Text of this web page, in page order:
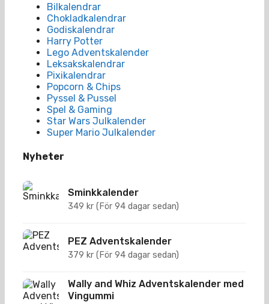
Bilkalendrar
Chokladkalendrar
Godiskalendrar
Harry Potter
Lego Adventskalender
Leksakskalendrar
Pixikalendrar
Popcorn & Chips
Pyssel & Pussel
Spel & Gaming
Star Wars Julkalender
Super Mario Julkalender
Nyheter
Sminkkalender
349 kr (För 94 dagar sedan)
PEZ Adventskalender
379 kr (För 94 dagar sedan)
Wally and Whiz Adventskalender med
Vingummi